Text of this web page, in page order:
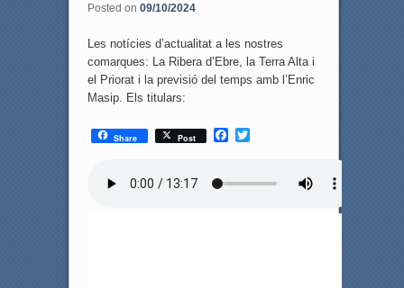
Posted on 09/10/2024
Les notícies d’actualitat a les nostres
comarques: La Ribera d’Ebre, la Terra Alta i
el Priorat i la previsió del temps amb l’Enric
Masip. Els titulars:
Share Post
F
T